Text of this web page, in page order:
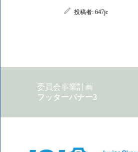
投稿者: 647jc
委員会事業計画
フッターバナー2
フッターバナー3